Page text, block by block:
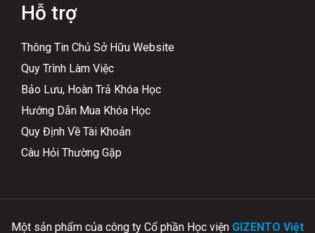
Hỗ trợ
Thông Tin Chủ Sở Hữu Website
Quy Trình Làm Việc
Bảo Lưu, Hoàn Trả Khóa Học
Hướng Dẫn Mua Khóa Học
Quy Định Về Tài Khoản
Câu Hỏi Thường Gặp
Một sản phẩm của công ty Cổ phần Học viện GIZENTO Việt